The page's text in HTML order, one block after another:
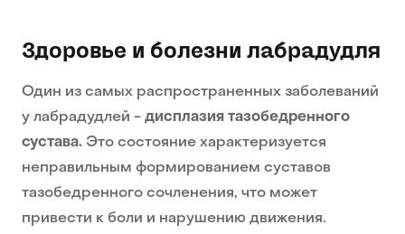
Здоровье и болезни лабрадудля
Один из самых распространенных заболеваний
у лабрадудлей - дисплазия тазобедренного
сустава. Это состояние характеризуется
неправильным формированием суставов
тазобедренного сочленения, что может
привести к боли и нарушению движения.